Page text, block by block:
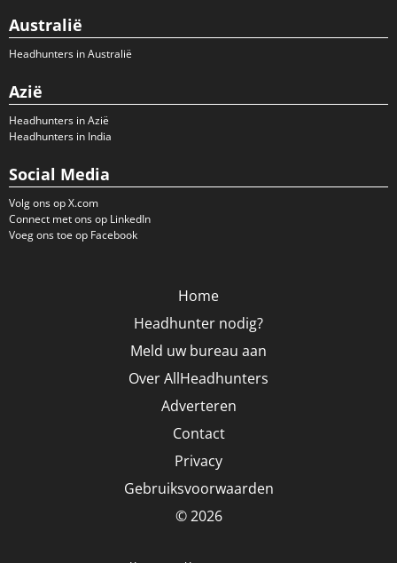
Australië
Headhunters in Australië
Azië
Headhunters in Azië
Headhunters in India
Social Media
Volg ons op X.com
Connect met ons op LinkedIn
Voeg ons toe op Facebook
Home
Headhunter nodig?
Meld uw bureau aan
Over AllHeadhunters
Adverteren
Contact
Privacy
Gebruiksvoorwaarden
© 2026